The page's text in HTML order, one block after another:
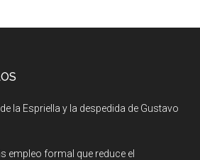
la Espriella y la despedida de Gustavo
empleo formal que reduce el